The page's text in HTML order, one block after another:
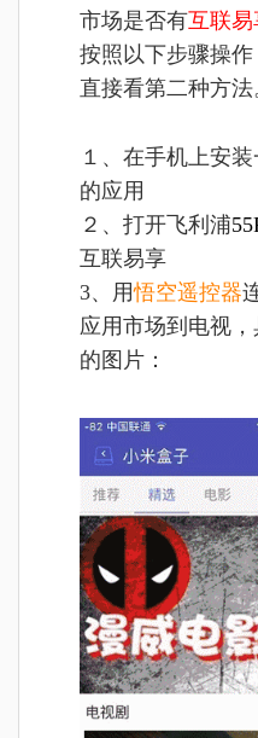
市场是否有互联易
按照以下步骤操
直接看第二种方法
１、在手机上安
的应用
２、打开飞利浦
互联易享
3、用悟空遥控器
应用市场到电视
的图片：